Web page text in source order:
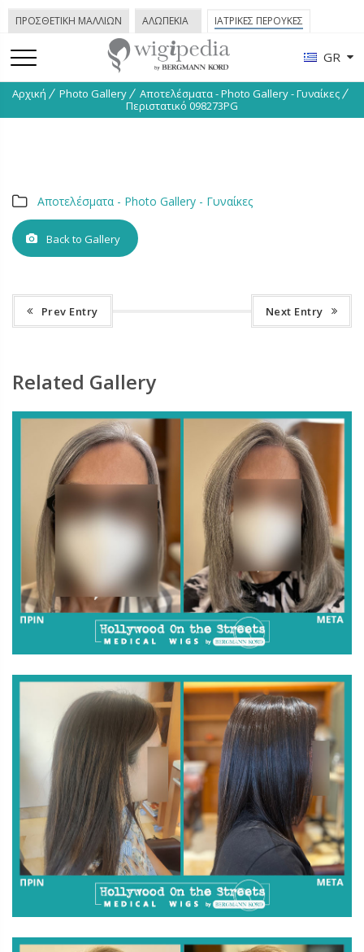
GR
ΠΡΟΣΘΕΤΙΚΗ ΜΑΛΛΙΩΝ ΑΛΩΠΕΚΙΑ ΙΑΤΡΙΚΕΣ ΠΕΡΟΥΚΕΣ
Αρχική Photo Gallery
Απoτελέσματα - Phοtο Gallery - Γυναίκες
Περιστατικό 098273PG
Απoτελέσματα - Phοtο Gallery - Γυναίκες
Back to Gallery
Prev Entry Next Entry
Related Gallery